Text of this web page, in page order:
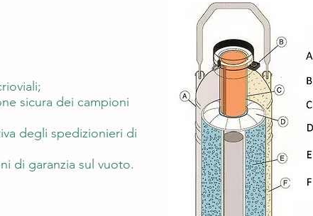
sicura dei campioni
degli spedizionieri di
di garanzia sul vuoto.